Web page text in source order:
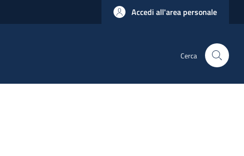
Accedi all'area personale
Cerca